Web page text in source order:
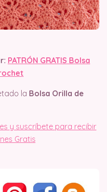
PATRÓN GRATIS Bolsa
la Bolsa Orilla de
y suscríbete para recibir
Gratis